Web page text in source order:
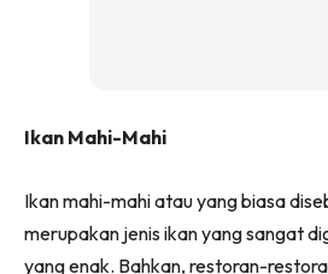
Ikan Mahi-Mahi
Ikan mahi-mahi atau yang biasa
merupakan jenis ikan yang sangat
yang enak. Bahkan, restoran-